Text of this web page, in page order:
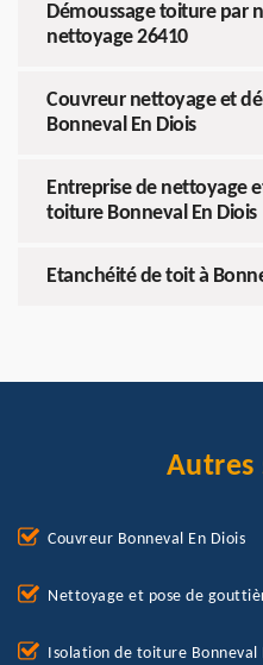
Démoussage toiture par
nettoyage 26410
Couvreur nettoyage et
Bonneval En Diois
Entreprise de nettoyage
toiture Bonneval En Diois
Etanchéité de toit à
Autres
Couvreur Bonneval En Diois
Nettoyage et pose de
Isolation de toiture Bonneval